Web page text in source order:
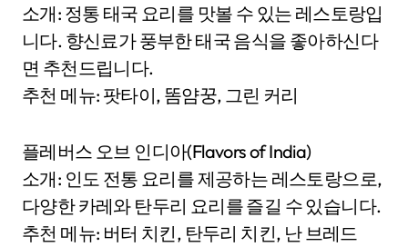
소개: 정통 태국 요리를 맛볼 수 있는 레스토랑입
니다. 향신료가 풍부한 태국 음식을 좋아하신다
면 추천드립니다.
추천 메뉴: 팟타이, 똠얌꿍, 그린 커리
플레버스 오브 인디아(Flavors of India)
소개: 인도 전통 요리를 제공하는 레스토랑으로,
다양한 카레와 탄두리 요리를 즐길 수 있습니다.
추천 메뉴: 버터 치킨, 탄두리 치킨, 난 브레드